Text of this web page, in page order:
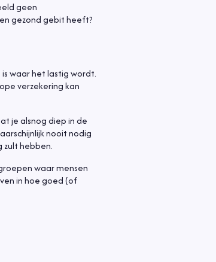
geen
gezond gebit heeft?
waar het lastig wordt.
verzekering kan
je alsnog diep in de
nooit nodig
zult hebben.
waar mensen
in hoe goed (of